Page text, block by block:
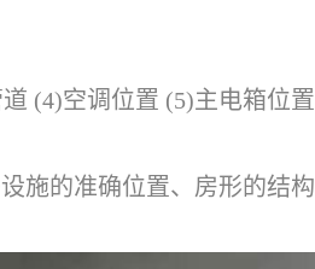
(4)空调位置 (5)主电箱位置
施的准确位置、房形的结构